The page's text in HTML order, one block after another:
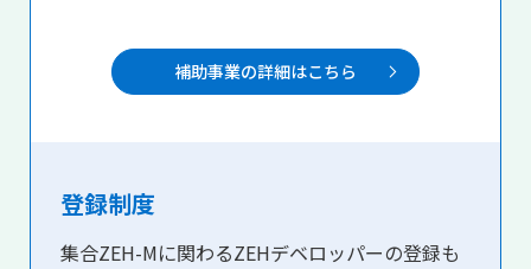
補助事業の詳細はこちら
登録制度
集合ZEH-Mに関わるZEHデベロッパーの登録も